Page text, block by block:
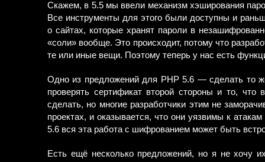
Скажем, в 5.5 мы ввели механизм хэширования
Все инструменты для этого были доступны и
о сайтах, которые хранят пароли в
«соли» вообще. Это происходит, потому что
те или иные вещи. Поэтому теперь у нас есть
Одно из предложений для PHP 5.6 — сделать то
проверять сертификат второй стороны и то, что
сделать, но многие разработчики этим не
проектах, и оказывается, что они уязвимы к
5.6 вся эта работа с шифрованием может быть
Есть ещё несколько предложений, но я не хочу